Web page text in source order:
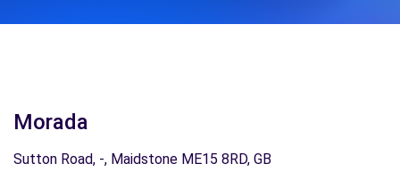
Morada
Sutton Road, -, Maidstone ME15 8RD, GB